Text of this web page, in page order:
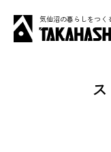
気仙沼の暮らしをつく